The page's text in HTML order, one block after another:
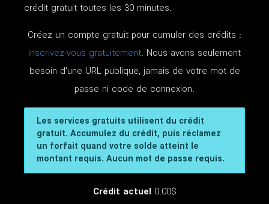
crédit gratuit toutes les 30 minutes.
Créez un compte gratuit pour cumuler des crédits :
Inscrivez-vous gratuitement. Nous avons seulement
besoin d'une URL publique, jamais de votre mot de
passe ni code de connexion.
Les services gratuits utilisent du crédit
gratuit. Accumulez du crédit, puis réclamez
un forfait quand votre solde atteint le
montant requis. Aucun mot de passe requis.
Crédit actuel 0.00$